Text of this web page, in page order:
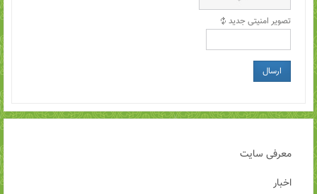
تصویر امنیتی جدید
ارسال
معرفی سایت
اخبار